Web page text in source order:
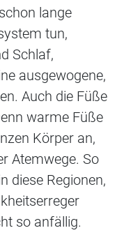
lange
tun,
Schlaf,
ausgewogene,
Auch die Füße
warme Füße
Körper an,
Atemwege. So
diese Regionen,
so anfällig.